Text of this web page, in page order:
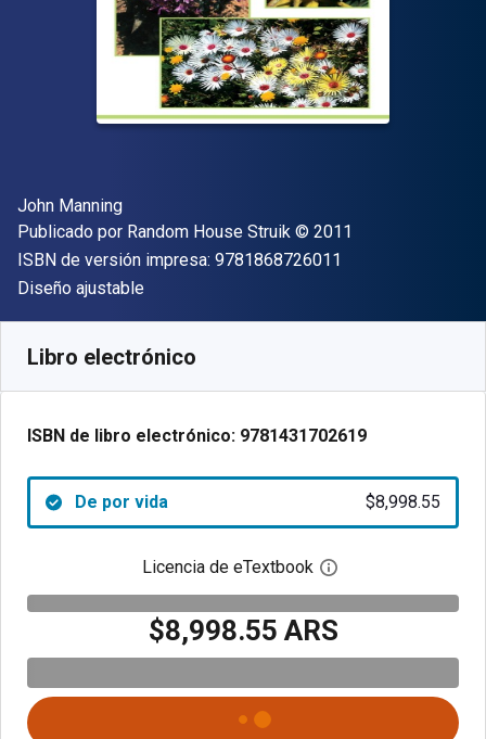
Autor(es)
John Manning
Editor
Publicado por Random House Struik Copyright
© 2011
ISBN de versión impresa: 9781868726011
Formato
Diseño ajustable
Libro electrónico
ISBN de libro electrónico: 9781431702619
De por vida $8,998.55
Licencia de eTextbook Abre el cuadro de
$8,998.55 ARS